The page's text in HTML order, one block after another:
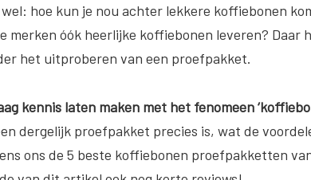
hoe kun je nou achter lekkere koffiebonen
merken óók heerlijke koffiebonen leveren? Daar
het uitproberen van een proefpakket.
kennis laten maken met het fenomeen
dergelijk proefpakket precies is, wat de
ons de 5 beste koffiebonen proefpakketten